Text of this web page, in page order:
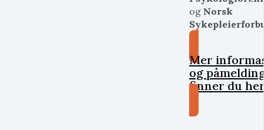
og Norsk
Mer
og
finner du